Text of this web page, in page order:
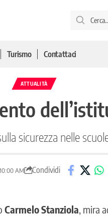
Turismo Contattaci
ATTUALITÀ
sicurezza nelle
AM Condividi
Carmelo Stanziola , mira